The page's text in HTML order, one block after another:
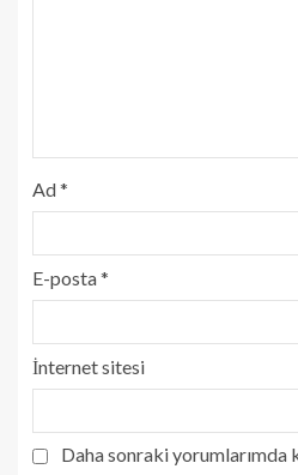
Ad*
E-posta*
İnternet sitesi
Daha sonraki yorumlarımda